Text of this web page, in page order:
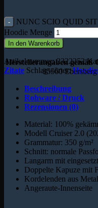
NUNC SCIO QUID
Hoodie Menge
In den Warenkorb
Artikelnummer:2322252
Zitate Schlagwörter:
Herstellerangaben gemäß
85560
Beschreibung
Rohware / Druck
Rezensionen (0)
Material: 100%
Modell Cruiser 2.0
Grammatur: 350 g/m²
Schnitt: normale
Langarm mit
Doppelte Kapuze mit
Kordelenden aus
Angeraute-Innenseite